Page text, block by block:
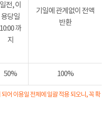
일전, 이
용당일
10:00 까
지
기일에 관계없이 전액
반환
50% 100%
어 이용일 전체에 일괄 적용 되오니, 꼭 확